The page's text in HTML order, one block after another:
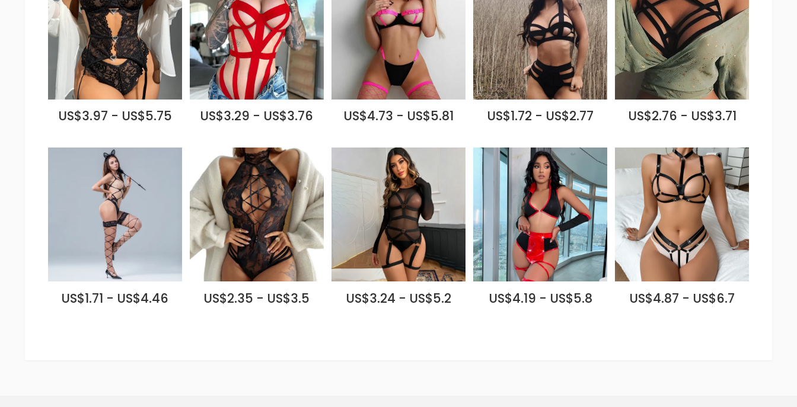
US$2.76 - US$3.71
US$1.72 - US$2.77
US$4.73 - US$5.81
US$3.29 - US$3.76
US$3.97 - US$5.75
US$4.87 - US$6.7
US$4.19 - US$5.8
US$3.24 - US$5.2
US$2.35 - US$3.5
US$1.71 - US$4.46